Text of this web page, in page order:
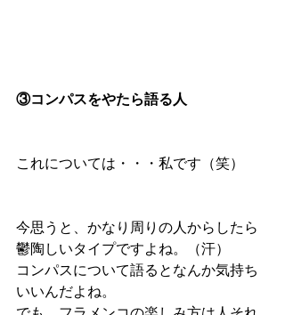
③コンパスをやたら語る人
これについては・・・私です（笑）
今思うと、かなり周りの人からしたら
鬱陶しいタイプですよね。（汗）
コンパスについて語るとなんか気持ち
いいんだよね。